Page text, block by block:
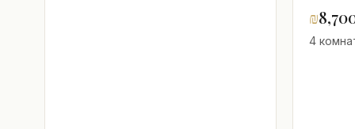
₪
4